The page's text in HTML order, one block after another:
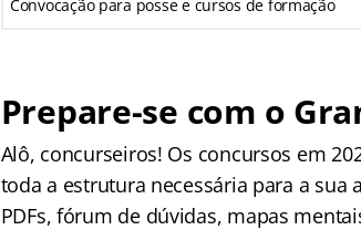
Convocação para posse e cursos de formação
Prepare-se com o
Alô, concurseiros! Os concursos em
toda a estrutura necessária para a
PDFs, fórum de dúvidas, mapas